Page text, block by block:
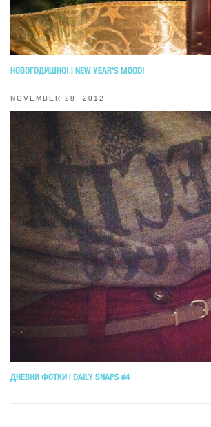
НОВОГОДИШНО! | NEW YEAR'S MOOD!
NOVEMBER 28, 2012
ДНЕВНИ ФОТКИ | DAILY SNAPS #4